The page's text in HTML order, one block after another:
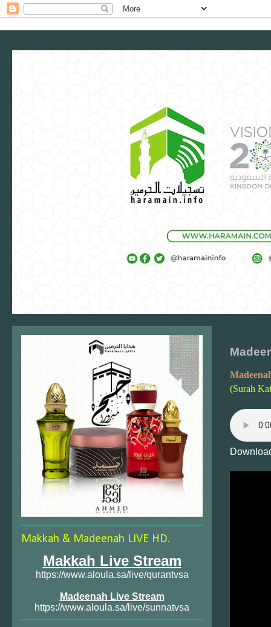
(Surah
Makkah & Madeenah LIVE HD.
Makkah Live Stream
https://www.aloula.sa/live/qurantvsa
Madeenah Live Stream
https://www.aloula.sa/live/sunnatvsa